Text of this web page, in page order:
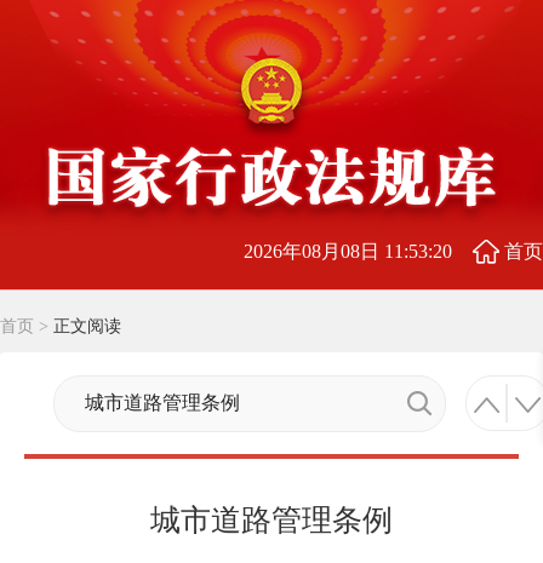
2026年08月08日 11:53:21 首页
首页 > 正文阅读
城市道路管理条例